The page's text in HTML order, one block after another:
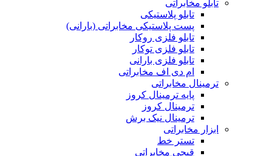
تابلو مخابراتی
تابلو پلاستیکی
پست پلاستیکی مخابراتی (بارانی)
تابلو فلزی روکار
تابلو فلزی توکار
تابلو فلزی بارانی
ام دی اف مخابراتی
ترمینال مخابراتی
پایه ترمینال کروز
ترمینال کروز
ترمینال نیک برش
ابزار مخابراتی
تستر خط
قیچی مخابراتی